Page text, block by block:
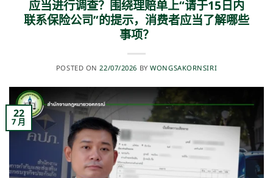
应当进行调查？围绕理赔单上“请于15日内
联系保险公司”的提示，消费者应当了解哪些
事项？
POSTED ON22/07/2026 BYWONGSAKORNSIRI
22
7 月